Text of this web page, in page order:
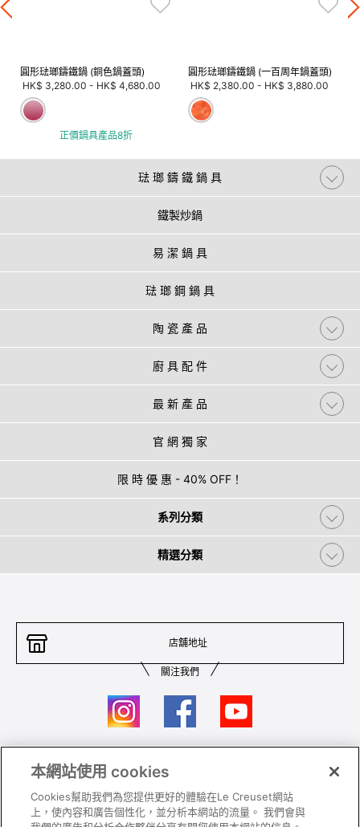
圓形琺瑯鑄鐵鍋 (銅色鍋蓋頭)
HK$ 3,280.00 - HK$ 4,680.00
正價鍋具產品8折
圓形琺瑯鑄鐵鍋 (一百周年鍋蓋頭)
HK$ 2,380.00 - HK$ 3,880.00
琺 瑯 鑄 鐵 鍋 具
鐵製炒鍋
易 潔 鍋 具
琺 瑯 鋼 鍋 具
陶 瓷 產 品
廚 具 配 件
最 新 產 品
官 網 獨 家
限 時 優 惠 - 40% OFF！
系列分類
精選分類
店舖地址
關注我們
聯絡我們
私隱政策 保養及使用
本網站使用 cookies
Cookies幫助我們為您提供更好的體驗在Le Creuset網站
上，使內容和廣告個性化，並分析本網站的流量。 我們會與